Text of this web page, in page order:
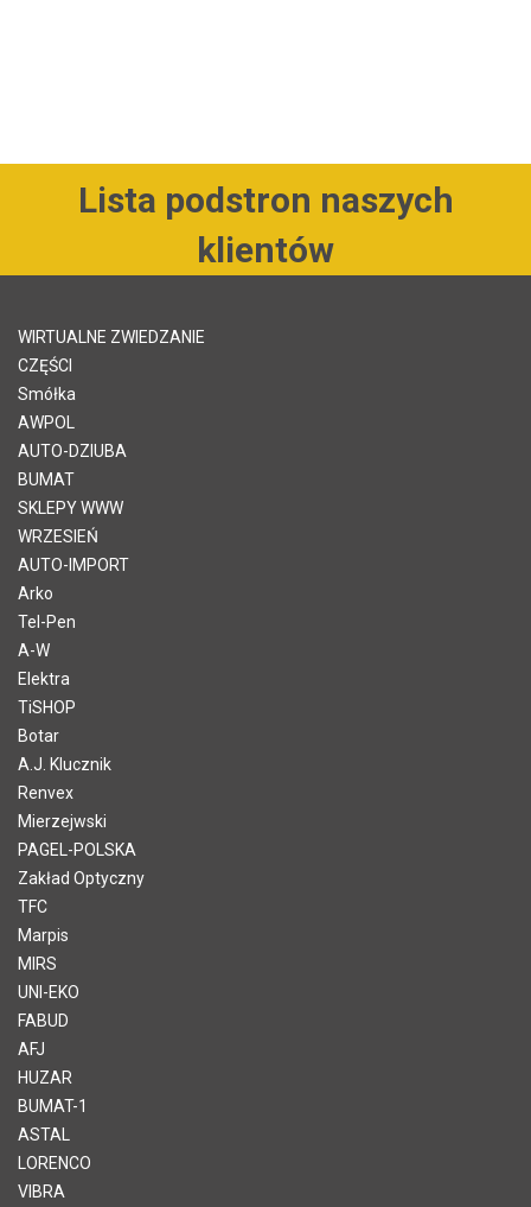
Lista podstron naszych
klientów
WIRTUALNE ZWIEDZANIE
CZĘŚCI
Smółka
AWPOL
AUTO-DZIUBA
BUMAT
SKLEPY WWW
WRZESIEŃ
AUTO-IMPORT
Arko
Tel-Pen
A-W
Elektra
TiSHOP
Botar
A.J. Klucznik
Renvex
Mierzejwski
PAGEL-POLSKA
Zakład Optyczny
TFC
Marpis
MIRS
UNI-EKO
FABUD
AFJ
HUZAR
BUMAT-1
ASTAL
LORENCO
VIBRA